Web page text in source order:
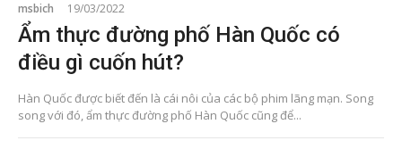
msbich 19/03/2022
Ẩm thực đường phố Hàn Quốc có
điều gì cuốn hút?
Hàn Quốc được biết đến là cái nôi của các bộ phim lãng mạn. Song
song với đó, ẩm thực đường phố Hàn Quốc cũng để...